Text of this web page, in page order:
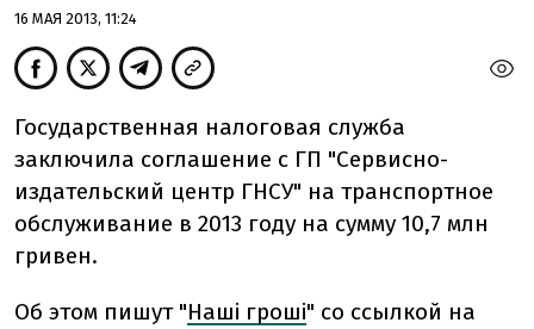
16 МАЯ 2013, 11:24
Государственная налоговая служба
заключила соглашение с ГП "Сервисно-
издательский центр ГНСУ" на транспортное
обслуживание в 2013 году на сумму 10,7 млн
гривен.
Об этом пишут "Наші гроші" со ссылкой на